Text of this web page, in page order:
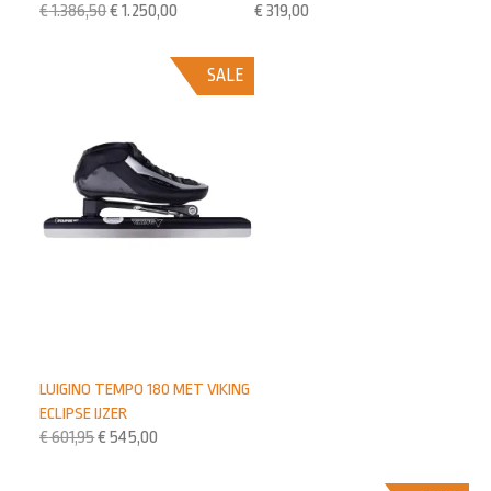
€ 319,00
€1.386,50€ 1.250,00
SALE
LUIGINO TEMPO 180 MET VIKING
ECLIPSE IJZER
€601,95€ 545,00